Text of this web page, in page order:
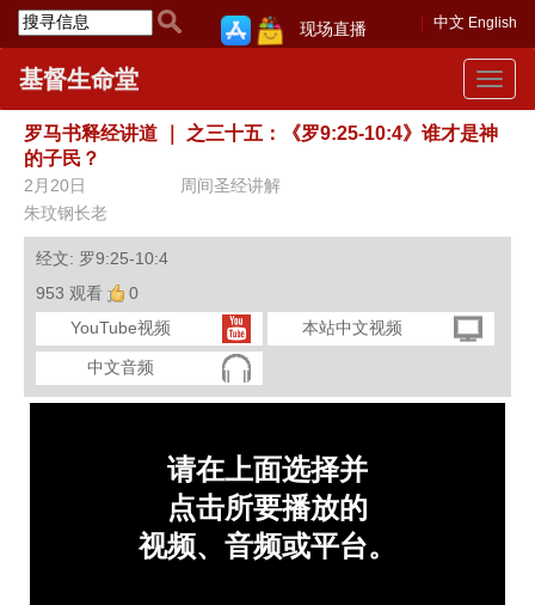
中文 English
现场直播
Toggle
基督生命堂
罗马书释经讲道
之三十五：《罗9:25-10:4》谁才是神
的子民？
2月20日
周间圣经讲解
朱玟钢长老
经文: 罗9:25-10:4
953 观看
0
YouTube视频
本站中文视频
中文音频